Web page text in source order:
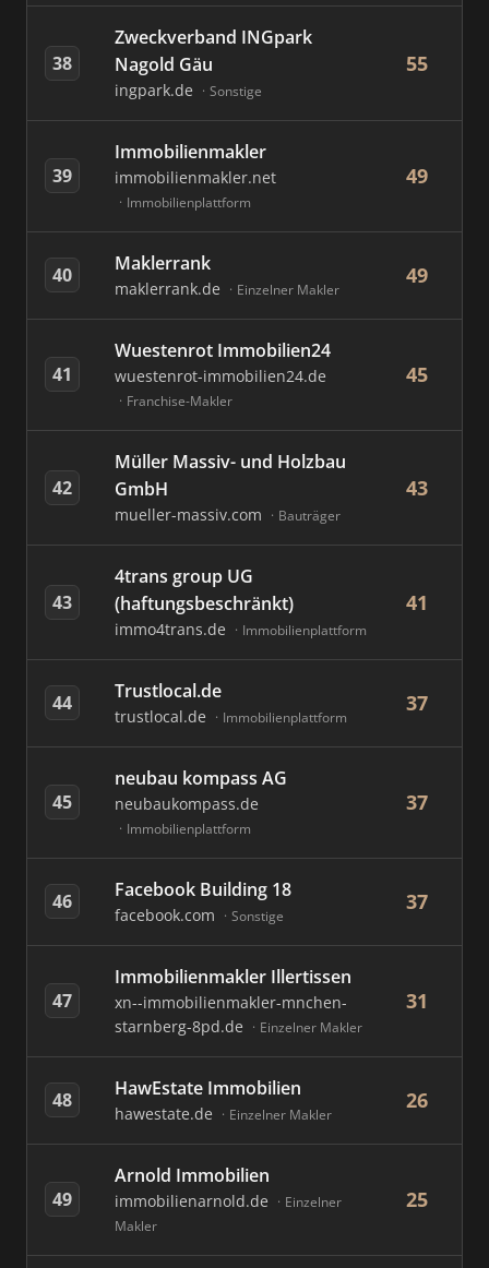
38
Zweckverband INGpark
Nagold Gäu
ingpark.de Sonstige
55
39
Immobilienmakler
immobilienmakler.net
Immobilienplattform
49
40 Maklerrank
maklerrank.de Einzelner Makler
49
41
Wuestenrot Immobilien24
wuestenrot-immobilien24.de
Franchise-Makler
45
42
Müller Massiv- und Holzbau
GmbH
mueller-massiv.com Bauträger
43
43
4trans group UG
(haftungsbeschränkt)
immo4trans.de Immobilienplattform
41
44 Trustlocal.de
trustlocal.de Immobilienplattform
37
45
neubau kompass AG
neubaukompass.de
Immobilienplattform
37
46 Facebook Building 18
facebook.com Sonstige
37
47
Immobilienmakler Illertissen
xn--immobilienmakler-mnchen-
starnberg-8pd.de
Einzelner Makler
31
48 HawEstate Immobilien
hawestate.de Einzelner Makler
26
49
Arnold Immobilien
immobilienarnold.de
Einzelner
Makler
25